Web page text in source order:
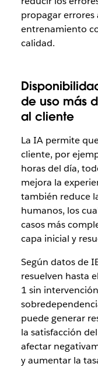
propagar errores
entrenamiento
calidad.
de uso más
al cliente
La IA permite
cliente, por
horas del día,
mejora la
también reduce
humanos, los
casos más
capa inicial y
Según datos de
resuelven hasta
1 sin
puede generar
la satisfacción
afectar
y aumentar la